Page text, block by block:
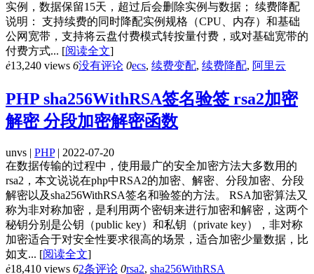
实例，数据保留15天，超过后会删除实例与数据； 续费降配
说明： 支持续费的同时降配实例规格（CPU、内存）和基础
公网宽带，支持将云盘付费模式转按量付费，或对基础宽带的
付费方式... [阅读全文]
ė13,240 views 6没有评论 0ecs, 续费变配, 续费降配, 阿里云
PHP sha256WithRSA签名验签 rsa2加密
解密 分段加密解密函数
unvs | PHP| 2022-07-20
在数据传输的过程中，使用最广的安全加密方法大多数用的
rsa2，本文说说在php中RSA2的加密、解密、分段加密、分段
解密以及sha256WithRSA签名和验签的方法。 RSA加密算法又
称为非对称加密，是利用两个密钥来进行加密和解密，这两个
秘钥分别是公钥（public key）和私钥（private key），非对称
加密适合于对安全性要求很高的场景，适合加密少量数据，比
如支... [阅读全文]
ė18,410 views 62条评论 0rsa2, sha256WithRSA